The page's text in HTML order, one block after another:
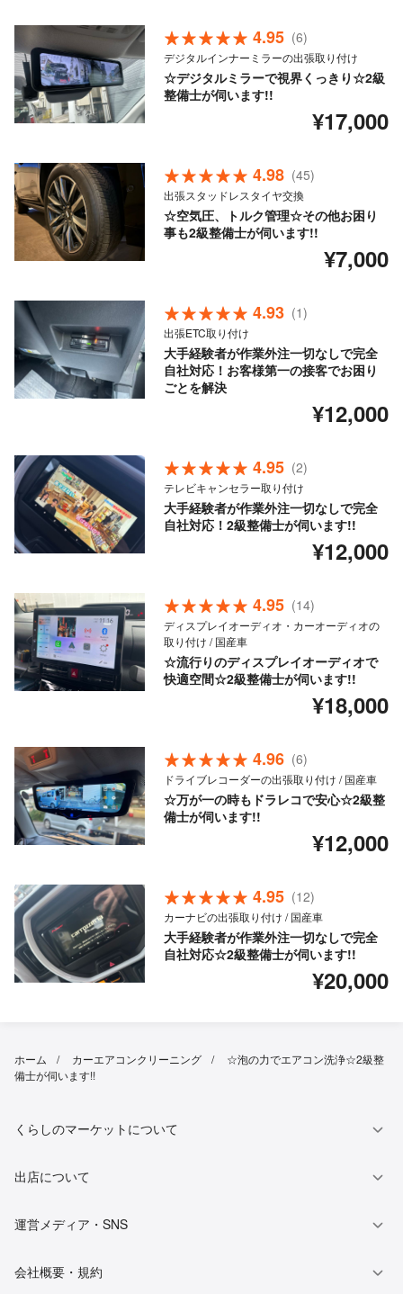
4.95 (6)
デジタルインナーミラーの出張取り付け
☆デジタルミラーで視界くっきり☆2級
整備士が伺います!!
¥17,000
4.98 (45)
出張スタッドレスタイヤ交換
☆空気圧、トルク管理☆その他お困り
事も2級整備士が伺います!!
¥7,000
4.93 (1)
出張ETC取り付け
大手経験者が作業外注一切なしで完全
自社対応！お客様第一の接客でお困り
ごとを解決
¥12,000
4.95 (2)
テレビキャンセラー取り付け
大手経験者が作業外注一切なしで完全
自社対応！2級整備士が伺います!!
¥12,000
4.95 (14)
ディスプレイオーディオ・カーオーディオの
取り付け / 国産車
☆流行りのディスプレイオーディオで
快適空間☆2級整備士が伺います!!
¥18,000
4.96 (6)
ドライブレコーダーの出張取り付け / 国産車
☆万が一の時もドラレコで安心☆2級整
備士が伺います!!
¥12,000
4.95 (12)
カーナビの出張取り付け / 国産車
大手経験者が作業外注一切なしで完全
自社対応☆2級整備士が伺います!!
¥20,000
ホーム カーエアコンクリーニング
☆泡の力でエアコン洗浄☆2級整
備士が伺います!!
くらしのマーケットについて
出店について
運営メディア・SNS
会社概要・規約